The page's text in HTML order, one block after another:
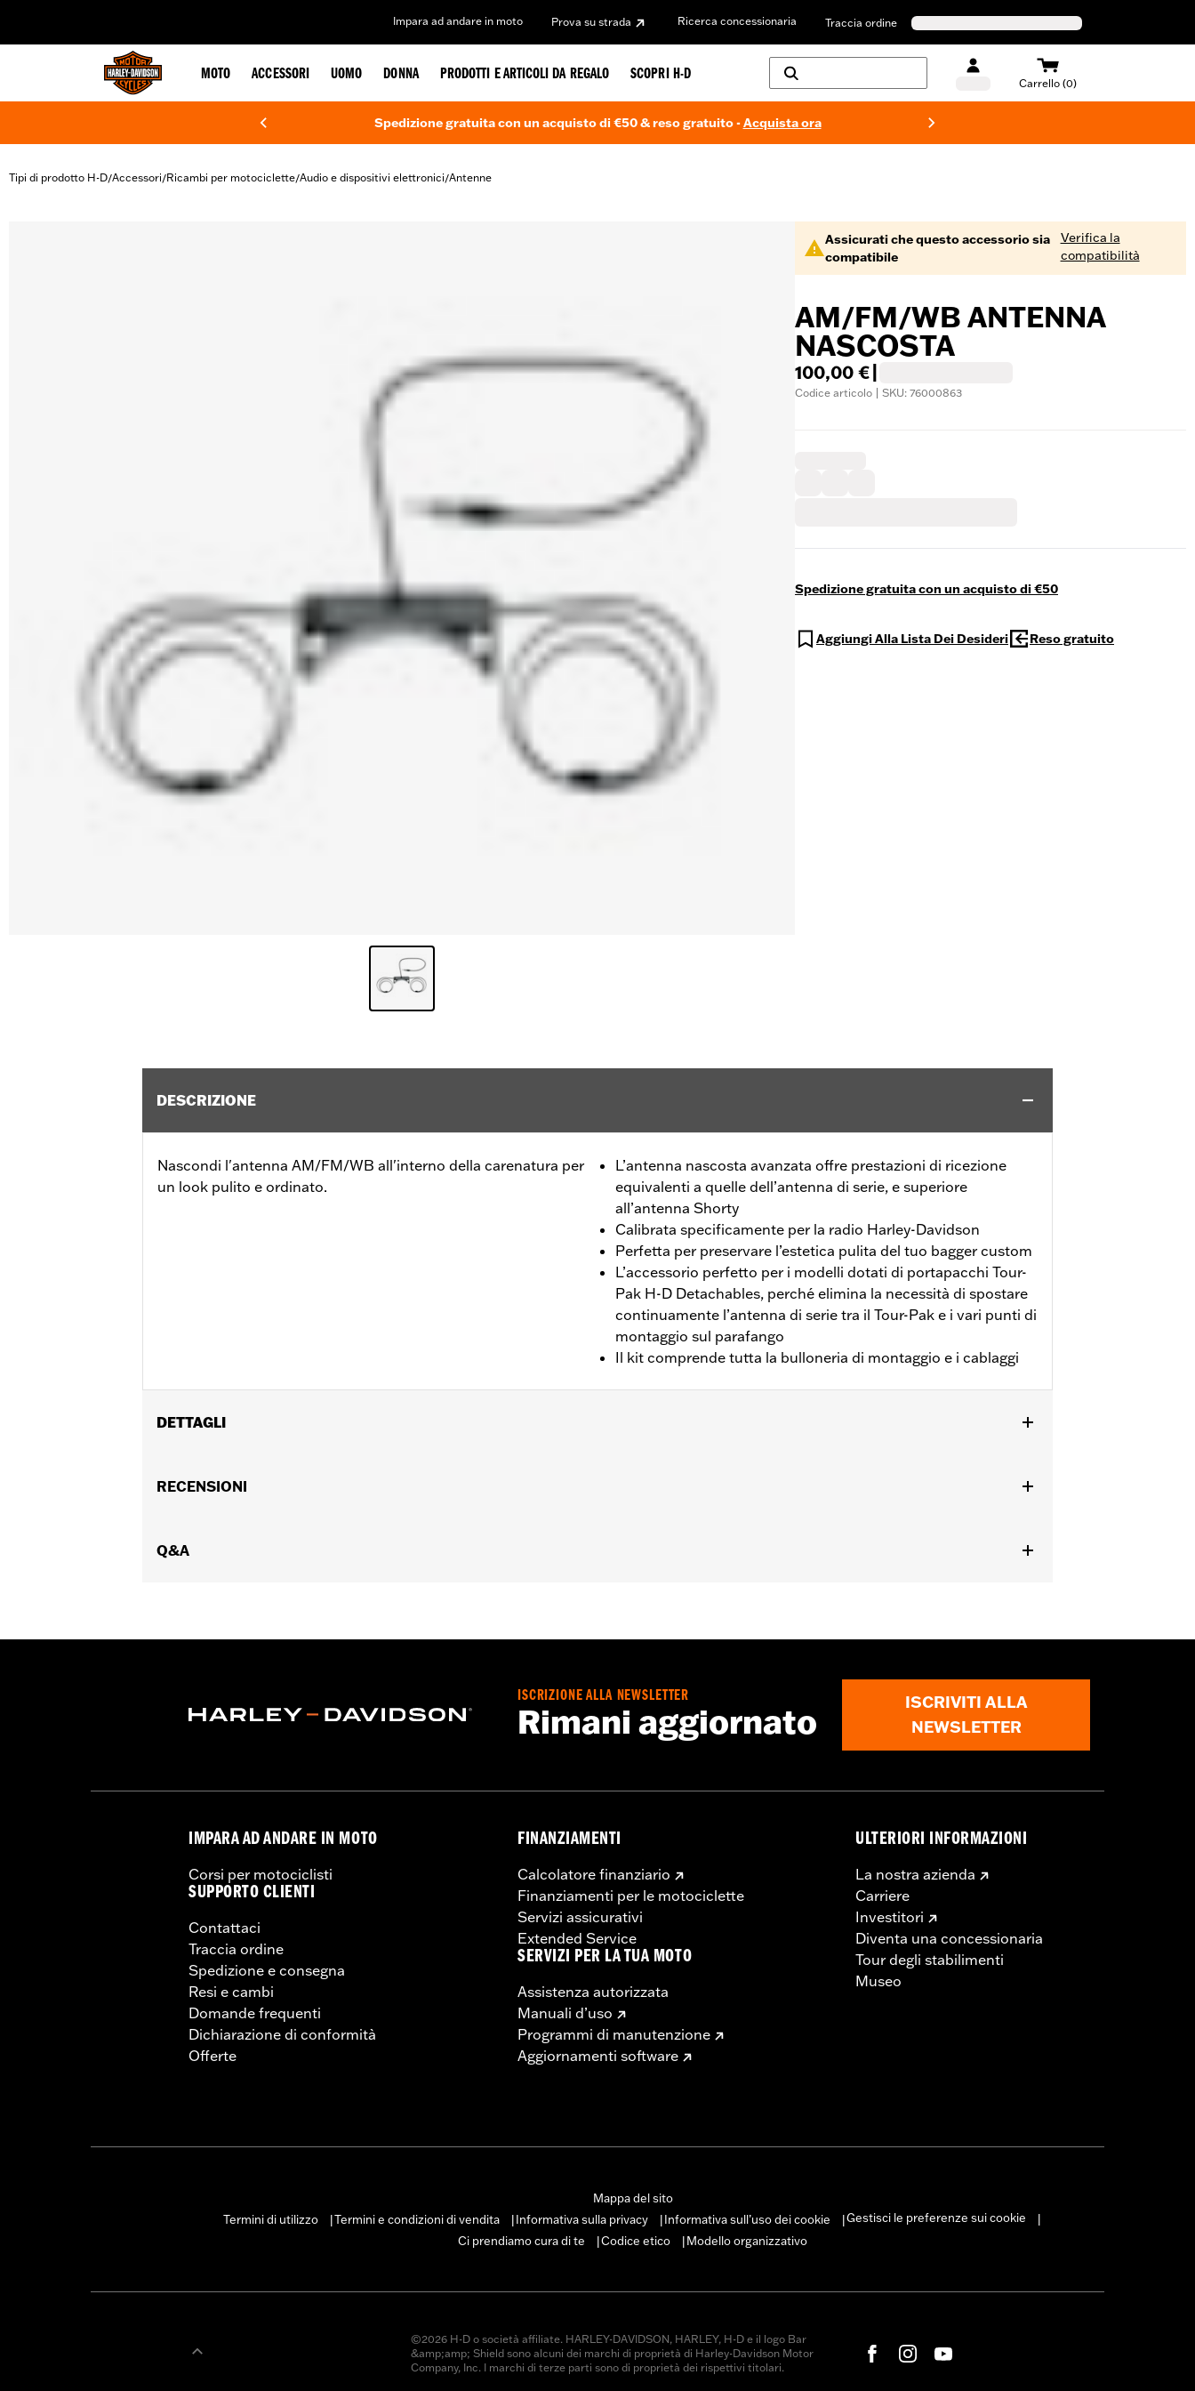
Impara ad andare in moto Prova su strada Ricerca concessionaria Traccia ordine
MOTO ACCESSORI UOMO DONNA PRODOTTI E ARTICOLI DA REGALO SCOPRI H-D
Carrello (0)
Spedizione gratuita con un acquisto di €50 & reso gratuito -Acquista ora
Tipi di prodotto H-D/Accessori/Ricambi per motociclette/Audio e dispositivi elettronici/Antenne
Assicurati che questo accessorio sia
compatibile
Verifica la
compatibilità
AM/FM/WB ANTENNA
NASCOSTA
100,00 €
Codice articolo | SKU: 76000863
Spedizione gratuita con un acquisto di €50
Aggiungi Alla Lista Dei Desideri Reso gratuito
DESCRIZIONE
Nascondi l'antenna AM/FM/WB all'interno della carenatura per
un look pulito e ordinato.
L’antenna nascosta avanzata offre prestazioni di ricezione
equivalenti a quelle dell’antenna di serie, e superiore
all’antenna Shorty
Calibrata specificamente per la radio Harley-Davidson
Perfetta per preservare l’estetica pulita del tuo bagger custom
L’accessorio perfetto per i modelli dotati di portapacchi Tour-
Pak H-D Detachables, perché elimina la necessità di spostare
continuamente l’antenna di serie tra il Tour-Pak e i vari punti di
montaggio sul parafango
Il kit comprende tutta la bulloneria di montaggio e i cablaggi
DETTAGLI
Istruzioni di installazione
NOTE:Le prestazioni dell’antenna sono relative, e si basano sulle prove di ricezione comparative con l’antenna di serie effettuate nella
RECENSIONI
Q&A
ISCRIZIONE ALLA NEWSLETTER
Rimani aggiornato
ISCRIVITI ALLA
NEWSLETTER
IMPARA AD ANDARE IN MOTO
Corsi per motociclisti
SUPPORTO CLIENTI
Contattaci
Traccia ordine
Spedizione e consegna
Resi e cambi
Domande frequenti
Dichiarazione di conformità
Offerte
FINANZIAMENTI
Calcolatore finanziario
Finanziamenti per le motociclette
Servizi assicurativi
Extended Service
SERVIZI PER LA TUA MOTO
Assistenza autorizzata
Manuali d’uso
Programmi di manutenzione
Aggiornamenti software
ULTERIORI INFORMAZIONI
La nostra azienda
Carriere
Investitori
Diventa una concessionaria
Tour degli stabilimenti
Museo
Mappa del sito
Termini di utilizzo
Termini e condizioni di vendita Informativa sulla privacy Informativa sull’uso dei cookie Gestisci le preferenze sui cookie
Ci prendiamo cura di te
Codice etico Modello organizzativo
©2026 H-D o società affiliate. HARLEY-DAVIDSON, HARLEY, H-D e il logo Bar
&amp;amp; Shield sono alcuni dei marchi di proprietà di Harley-Davidson Motor
Company, Inc. I marchi di terze parti sono di proprietà dei rispettivi titolari.